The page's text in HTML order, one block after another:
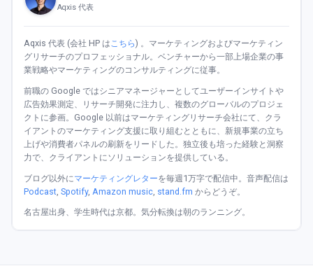
Aqxis 代表
Aqxis 代表 (会社 HP はこちら) 。マーケティングおよびマーケティン
グリサーチのプロフェッショナル。ベンチャーから一部上場企業の事
業戦略やマーケティングのコンサルティングに従事。
前職の Google ではシニアマネージャーとしてユーザーインサイトや
広告効果測定、リサーチ開発に注力し、複数のグローバルのプロジェ
クトに参画。Google 以前はマーケティングリサーチ会社にて、クラ
イアントのマーケティング支援に取り組むとともに、新規事業の立ち
上げや消費者パネルの刷新をリードした。独立後も培った経験と洞察
力で、クライアントにソリューションを提供している。
ブログ以外にマーケティングレターを毎週1万字で配信中。音声配信は
Podcast Spotify, Amazon music stand.fm からどうぞ。
名古屋出身、学生時代は京都。気分転換は朝のランニング。